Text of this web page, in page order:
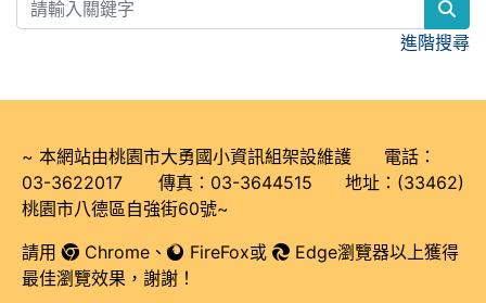
進階搜尋
~ 本網站由桃園市大勇國小資訊組架設維護 電話：
03-3622017 傳真：03-3644515 地址：(33462)
桃園市八德區自強街60號~
請用
Chrome 、 FireFox或
Edge瀏覽器以上獲得
最佳瀏覽效果，謝謝！